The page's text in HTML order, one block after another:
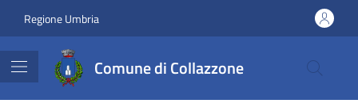
Regione Umbria
Comune di Collazzone